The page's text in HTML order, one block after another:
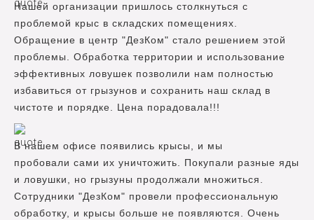
Нашей организации пришлось столкнуться с
проблемой крыс в складских помещениях.
Обращение в центр "ДезКом" стало решением этой
проблемы. Обработка территории и использование
эффективных ловушек позволили нам полностью
избавиться от грызунов и сохранить наш склад в
чистоте и порядке. Цена порадовала!!!
В нашем офисе появились крысы, и мы
пробовали сами их уничтожить. Покупали разные яды
и ловушки, но грызуны продолжали множиться.
Сотрудники "ДезКом" провели профессиональную
обработку, и крысы больше не появляются. Очень